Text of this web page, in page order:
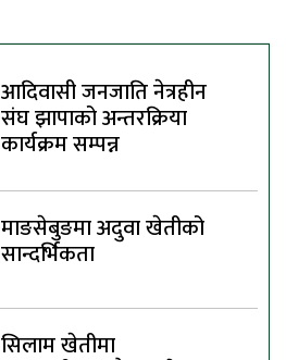
आदिवासी जनजाति नेत्रहीन
संघ झापाको अन्तरक्रिया
कार्यक्रम सम्पन्न
माङसेबुङमा अदुवा खेतीको
सान्दर्भिकता
सिलाम खेतीमा